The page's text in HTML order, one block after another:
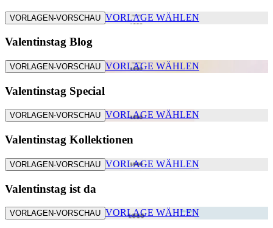
VORLAGEN-VORSCHAU VORLAGE WÄHLEN
Valentinstag Blog
VORLAGEN-VORSCHAU VORLAGE WÄHLEN
Valentinstag Special
VORLAGEN-VORSCHAU VORLAGE WÄHLEN
Valentinstag Kollektionen
VORLAGEN-VORSCHAU VORLAGE WÄHLEN
Valentinstag ist da
VORLAGEN-VORSCHAU VORLAGE WÄHLEN